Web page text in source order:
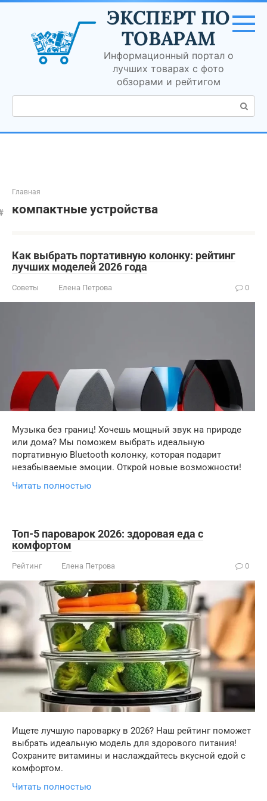
Перейти
контенту
ЭКСПЕРТ ПО
ТОВАРАМ
Информационный портал о
лучших товарах с фото
обзорами и рейтигом
Поиск:
Главная
компактные устройства
Как выбрать портативную колонку: рейтинг
лучших моделей 2026 года
Советы Елена Петрова 0
Музыка без границ! Хочешь мощный звук на природе
или дома? Мы поможем выбрать идеальную
портативную Bluetooth колонку, которая подарит
незабываемые эмоции. Открой новые возможности!
Читать полностью
Топ-5 пароварок 2026: здоровая еда с
комфортом
Рейтинг Елена Петрова 0
Ищете лучшую пароварку в 2026? Наш рейтинг поможет
выбрать идеальную модель для здорового питания!
Сохраните витамины и наслаждайтесь вкусной едой с
комфортом.
Читать полностью